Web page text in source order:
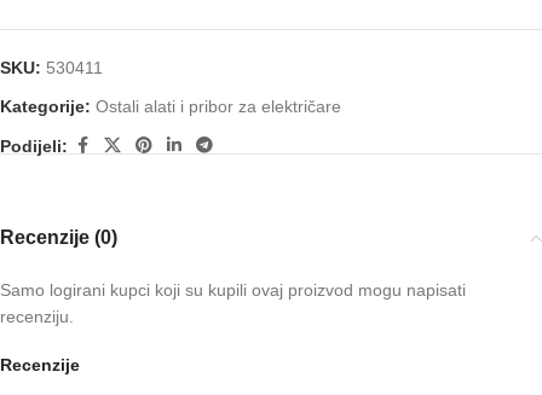
SKU: 530411
Kategorije: Ostali alati i pribor za električare
Podijeli:
Recenzije (0)
Recenzije
Samo logirani kupci koji su kupili ovaj proizvod mogu napisati
recenziju.